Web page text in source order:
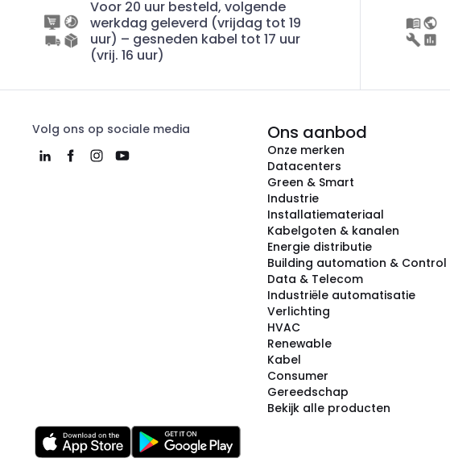
Voor 20 uur besteld, volgende
werkdag geleverd (vrijdag tot 19
uur) – gesneden kabel tot 17 uur
(vrij. 16 uur)
Volg ons op sociale media Ons aanbod
Onze merken
Datacenters
Green & Smart
Industrie
Installatiemateriaal
Kabelgoten & kanalen
Energie distributie
Building automation & Control
Data & Telecom
Industriële automatisatie
Verlichting
HVAC
Renewable
Kabel
Consumer
Gereedschap
Bekijk alle producten